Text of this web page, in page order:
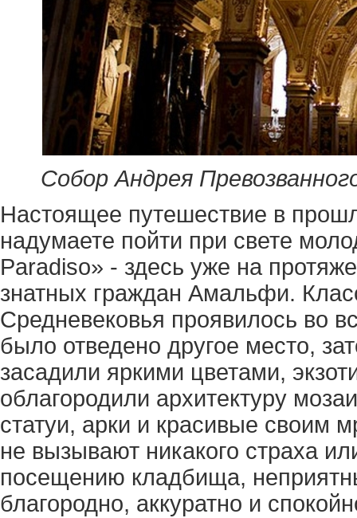
Собор Андрея
Настоящее путешествие в
надумаете пойти при свете
Paradiso» - здесь уже на
знатных граждан Амальфи.
Средневековья проявилось во
было отведено другое место,
засадили яркими цветами,
облагородили архитектуру
статуи, арки и красивые своим
не вызывают никакого страха
посещению кладбища,
благородно, аккуратно и